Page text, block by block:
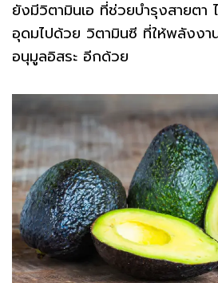
ยังมีวิตามินเอ ที่ช่วยบำรุงสายตา
อุดมไปด้วย วิตามินซี ที่ให้พลังง
อนุมูลอิสระ อีกด้วย